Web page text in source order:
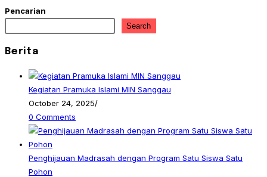
tab
new
a
Pencarian
Search
Berita
Kegiatan Pramuka Islami MIN Sanggau
October 24, 2025/
0 Comments
Penghijauan Madrasah dengan Program Satu Siswa Satu
Pohon